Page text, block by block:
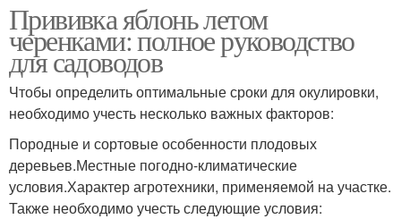
Прививка яблонь летом
черенками: полное руководство
для садоводов
Чтобы определить оптимальные сроки для окулировки,
необходимо учесть несколько важных факторов:
Породные и сортовые особенности плодовых
деревьев.Местные погодно-климатические
условия.Характер агротехники, применяемой на участке.
Также необходимо учесть следующие условия: